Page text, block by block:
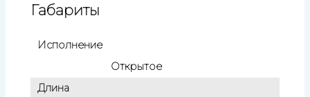
Габариты
Исполнение
Открытое
Длина